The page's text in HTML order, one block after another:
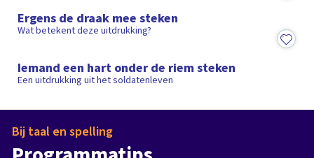
Ergens de draak mee steken
Wat betekent deze uitdrukking?
Iemand een hart onder de riem steken
Een uitdrukking uit het soldatenleven
Bij taal en spelling
Letterjungle